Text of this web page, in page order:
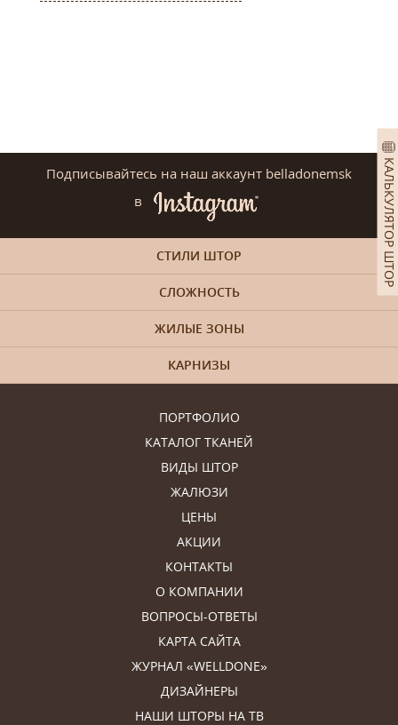
КАЛЬКУЛЯТОР ШТОР
Подписывайтесь на наш аккаунт belladonemsk
в
ПОРТФОЛИО
КАТАЛОГ ТКАНЕЙ
ВИДЫ ШТОР
ЖАЛЮЗИ
ЦЕНЫ
АКЦИИ
КОНТАКТЫ
О КОМПАНИИ
ВОПРОСЫ-ОТВЕТЫ
КАРТА САЙТА
ЖУРНАЛ «WELLDONE»
ДИЗАЙНЕРЫ
НАШИ ШТОРЫ НА ТВ
СТИЛИ ШТОР
СЛОЖНОСТЬ
ЖИЛЫЕ ЗОНЫ
КАРНИЗЫ